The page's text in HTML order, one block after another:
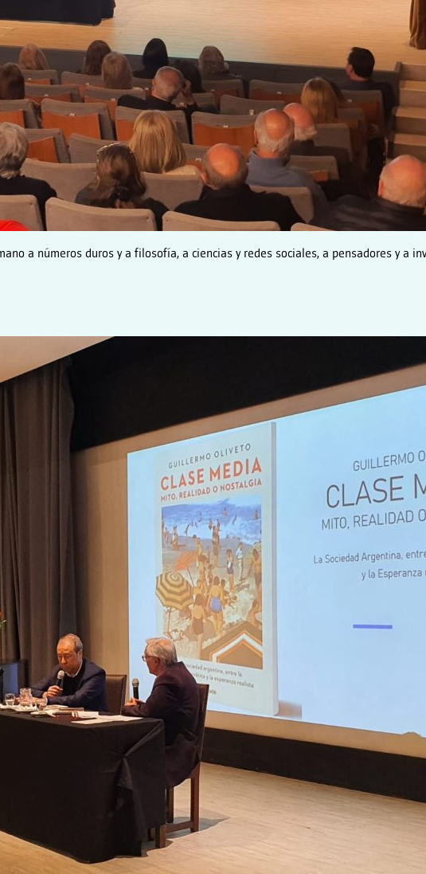
a números duros y a filosofía, a ciencias y redes sociales, a pensadores y a